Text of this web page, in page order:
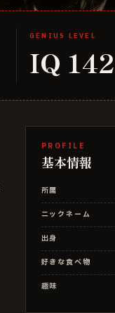
GENIUS LEVEL
IQ 142
PROFILE
基本情報
所属
ニックネーム
出身
好きな食べ物
趣味